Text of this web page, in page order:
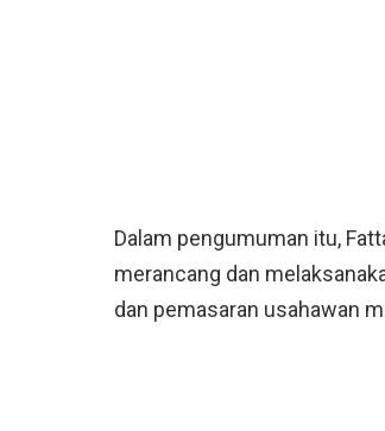
Dalam pengumuman itu,
merancang dan
dan pemasaran usahawan